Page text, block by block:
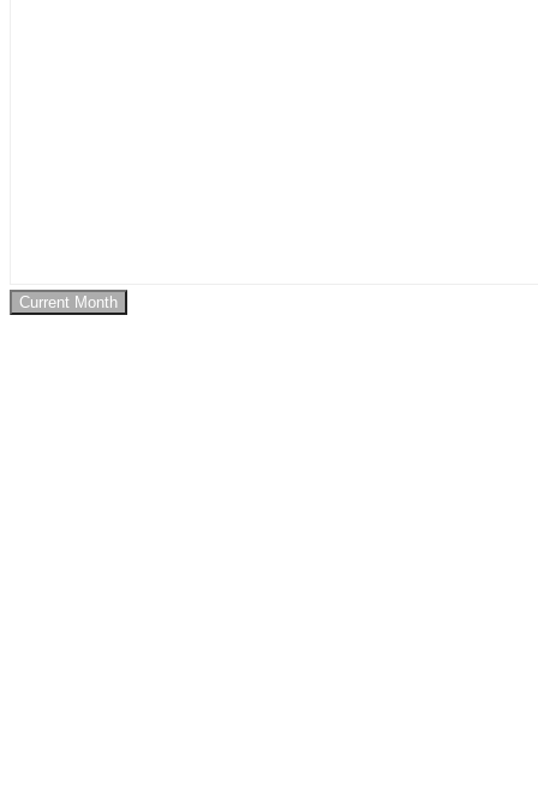
Current Month